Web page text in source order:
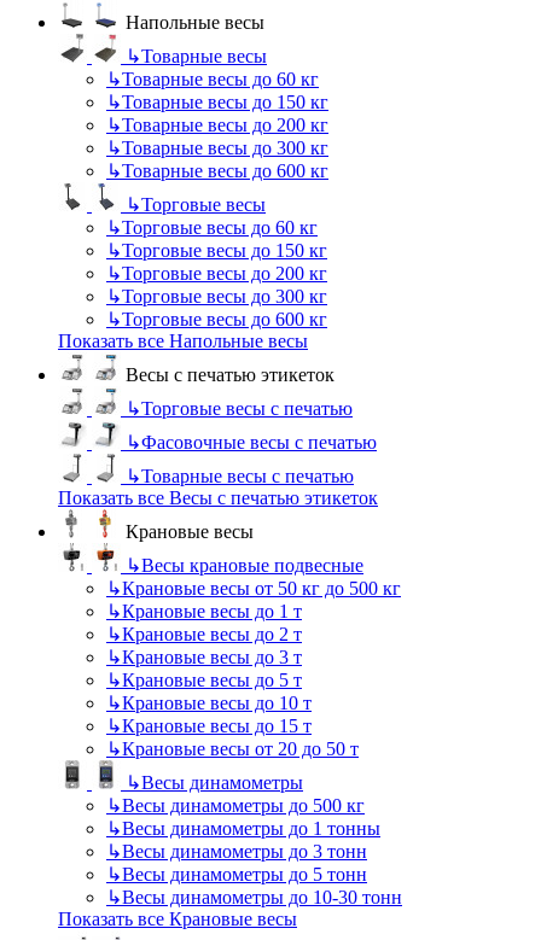
Напольные весы
↳Товарные весы
↳Товарные весы до 60 кг
↳Товарные весы до 150 кг
↳Товарные весы до 200 кг
↳Товарные весы до 300 кг
↳Товарные весы до 600 кг
↳Торговые весы
↳Торговые весы до 60 кг
↳Торговые весы до 150 кг
↳Торговые весы до 200 кг
↳Торговые весы до 300 кг
↳Торговые весы до 600 кг
Показать все Напольные весы
Весы с печатью этикеток
↳Торговые весы с печатью
↳Фасовочные весы с печатью
↳Товарные весы с печатью
Показать все Весы с печатью этикеток
Крановые весы
↳Весы крановые подвесные
↳Крановые весы от 50 кг до 500 кг
↳Крановые весы до 1 т
↳Крановые весы до 2 т
↳Крановые весы до 3 т
↳Крановые весы до 5 т
↳Крановые весы до 10 т
↳Крановые весы до 15 т
↳Крановые весы от 20 до 50 т
↳Весы динамометры
↳Весы динамометры до 500 кг
↳Весы динамометры до 1 тонны
↳Весы динамометры до 3 тонн
↳Весы динамометры до 5 тонн
↳Весы динамометры до 10-30 тонн
Показать все Крановые весы